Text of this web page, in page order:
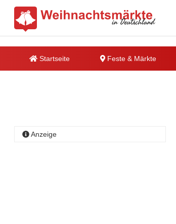
Startseite Feste & Märkte
Anzeige